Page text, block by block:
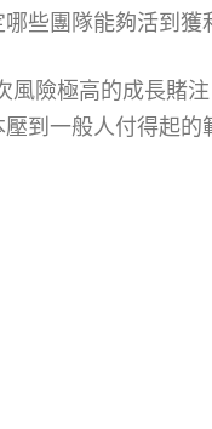
些團隊能夠活到獲
險極高的成長賭
到一般人付得起的